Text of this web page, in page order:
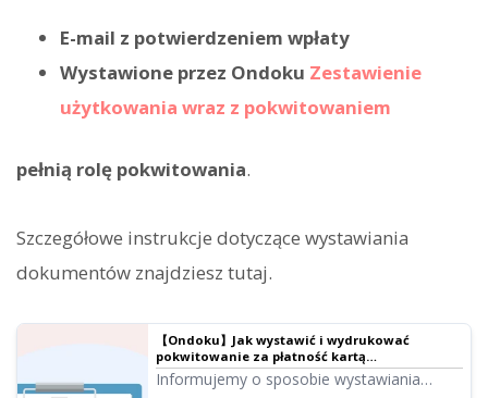
E-mail z potwierdzeniem wpłaty
Wystawione przez Ondoku Zestawienie
użytkowania wraz z pokwitowaniem
pełnią rolę pokwitowania.
Szczegółowe instrukcje dotyczące wystawiania
dokumentów znajdziesz tutaj.
【Ondoku】Jak wystawić i wydrukować
pokwitowanie za płatność kartą
kredytową/debetową (Stripe) |
Oprogramowanie do czytania tekstu Ondoku
Informujemy o sposobie wystawiania